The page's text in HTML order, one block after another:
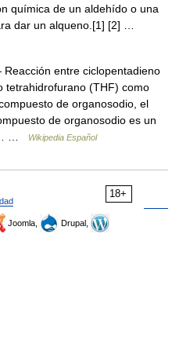
química de un aldehído o una
dar un alqueno.[1] [2] …
entre ciclopentadieno
tetrahidrofurano (THF) como
de organosodio, el
de organosodio es un
…
Wikipedia Español
18+
Joomla,
Drupal,